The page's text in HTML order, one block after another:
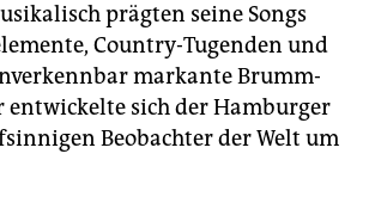
prägten seine Songs
Country-Tugenden und
markante Brumm-
sich der Hamburger
Beobachter der Welt um